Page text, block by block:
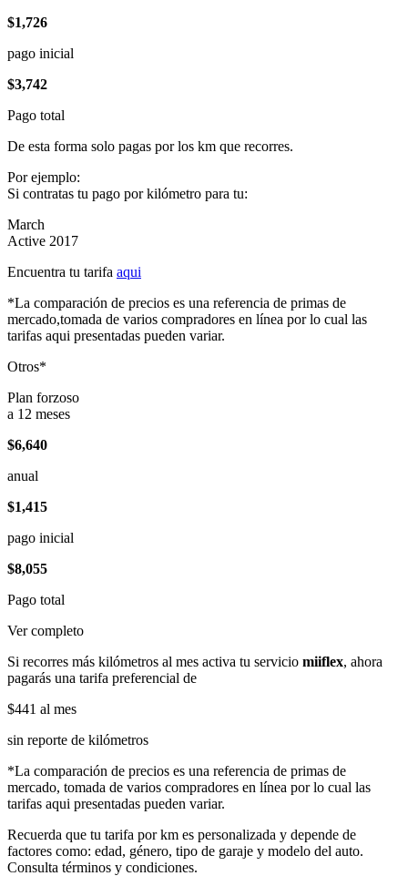
$1,726
pago inicial
$3,742
Pago total
De esta forma solo pagas por los km que recorres.
Por ejemplo:
Si contratas tu pago por kilómetro para tu:
March
Active 2017
Encuentra tu tarifa aqui
*La comparación de precios es una referencia de primas de
mercado,tomada de varios compradores en línea por lo cual las
tarifas aqui presentadas pueden variar.
Otros*
Plan forzoso
a 12 meses
$6,640
anual
$1,415
pago inicial
$8,055
Pago total
Ver completo
Si recorres más kilómetros al mes activa tu servicio miiflex, ahora
pagarás una tarifa preferencial de
$441 al mes
sin reporte de kilómetros
*La comparación de precios es una referencia de primas de
mercado, tomada de varios compradores en línea por lo cual las
tarifas aqui presentadas pueden variar.
Recuerda que tu tarifa por km es personalizada y depende de
factores como: edad, género, tipo de garaje y modelo del auto.
Consulta términos y condiciones.